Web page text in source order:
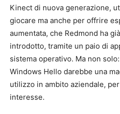
Kinect di nuova generazione,
giocare ma anche per offrire
aumentata, che Redmond ha
introdotto, tramite un paio di
sistema operativo. Ma non
Windows Hello darebbe una
utilizzo in ambito aziendale,
interesse.